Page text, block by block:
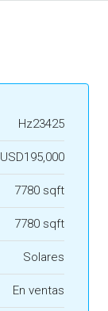
Hz23425
USD195,000
7780 sqft
7780 sqft
Solares
En ventas